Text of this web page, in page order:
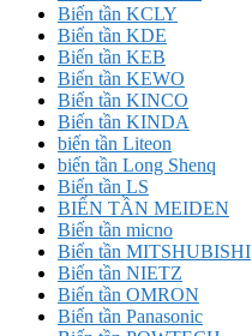
Biến tần KCLY
Biến tần KDE
Biến tần KEB
Biến tần KEWO
Biến tần KINCO
Biến tần KINDA
biến tần Liteon
biến tần Long Shenq
Biến tần LS
BIẾN TẦN MEIDEN
Biến tần micno
Biến tần MITSHUBISHI
Biến tần NIETZ
Biến tần OMRON
Biến tần Panasonic